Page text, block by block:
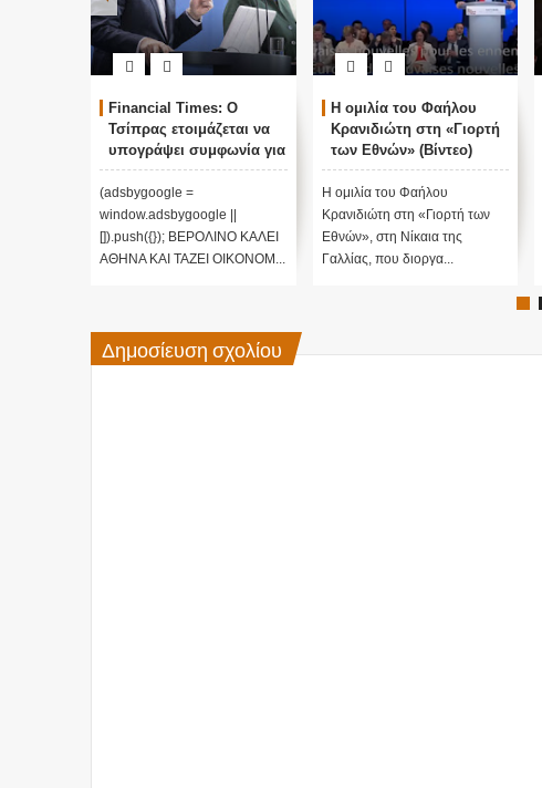
Financial Times: Ο
Τσίπρας ετοιμάζεται να
υπογράψει συμφωνία για
επιστροφή μεταναστών
(adsbygoogle =
window.adsbygoogle ||
[]).push({}); ΒΕΡΟΛΙΝΟ ΚΑΛΕΙ
ΑΘΗΝΑ ΚΑΙ ΤΑΖΕΙ ΟΙΚΟΝΟΜ...
Η ομιλία του Φαήλου
Κρανιδιώτη στη «Γιορτή
των Εθνών» (Βίντεο)
H ομιλία του Φαήλου
Κρανιδιώτη στη «Γιορτή των
Εθνών», στη Νίκαια της
Γαλλίας, που διοργα...
Δημοσίευση σχολίου